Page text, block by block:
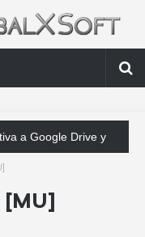
y Dropbox que las empresas de
[MU]